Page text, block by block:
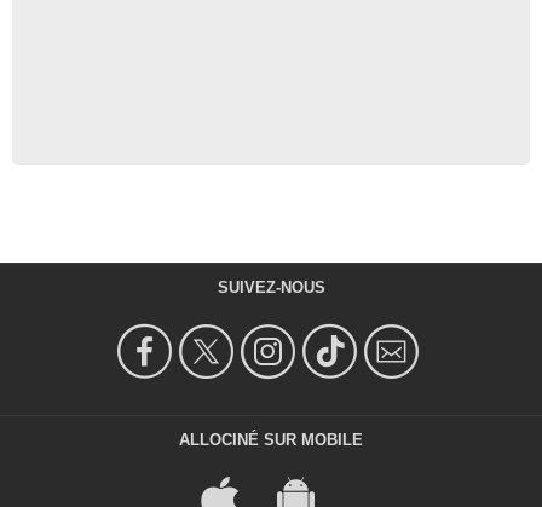
SUIVEZ-NOUS
ALLOCINÉ SUR MOBILE